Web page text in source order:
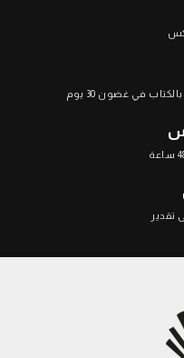
في غضون 30 يوم
تقدير